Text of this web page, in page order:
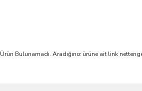
Ürün Bulunamadı. Aradığınız ürüne ait link